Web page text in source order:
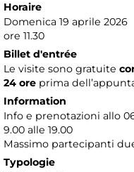
Horaire
Domenica 19 aprile 2026
ore 11.30
Billet d'entrée
Le visite sono gratuite
24 ore prima
Information
Info e prenotazioni allo
9.00 alle 19.00
Massimo partecipanti
Typologie